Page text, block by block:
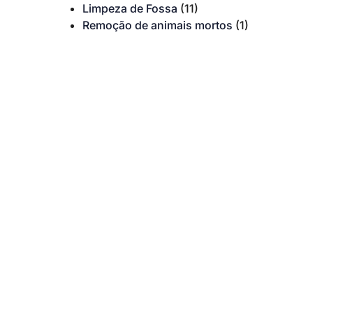
Limpeza de Fossa (11)
Remoção de animais mortos (1)